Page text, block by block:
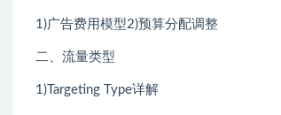
1)广告费用模型2)预算分配调整
二、流量类型
1)Targeting Type详解